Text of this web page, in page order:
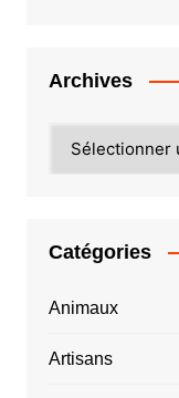
Archives
Catégories
Animaux
Artisans